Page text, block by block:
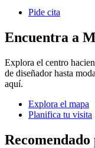
Pide cita
Encuentra a
Explora el centro
de diseñador hasta
aquí.
Explora el mapa
Planifica tu visita